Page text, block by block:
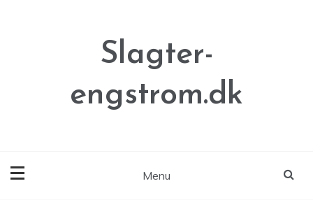
Slagter-
engstrom.dk
Menu